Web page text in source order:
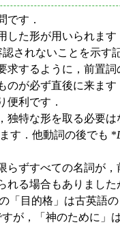
です．
た形が用いられま
されないことを示す
するように，前置
が必ず直後に来ま
便利です．
特な形を取る必要は
す．他動詞の後でも *
ずすべての名詞が
る場合もありました
「目的格」は古英語
すが，「神のために」